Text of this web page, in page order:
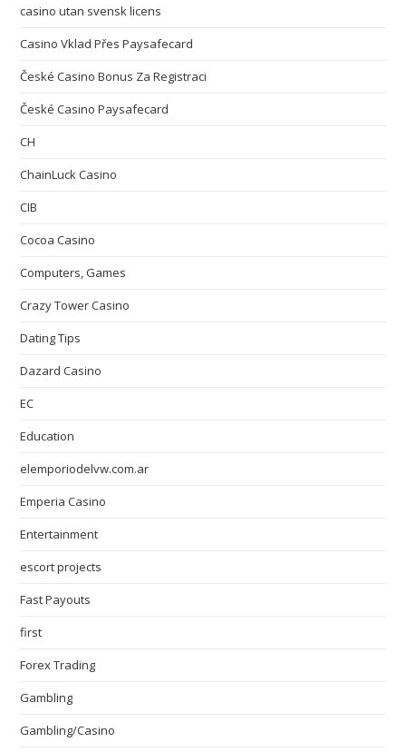
casino utan svensk licens
Casino Vklad Přes Paysafecard
České Casino Bonus Za Registraci
České Casino Paysafecard
CH
ChainLuck Casino
CIB
Cocoa Casino
Computers, Games
Crazy Tower Сasino
Dating Tips
Dazard Casino
EC
Education
elemporiodelvw.com.ar
Emperia Casino
Entertainment
escort projects
Fast Payouts
first
Forex Trading
Gambling
Gambling/Casino